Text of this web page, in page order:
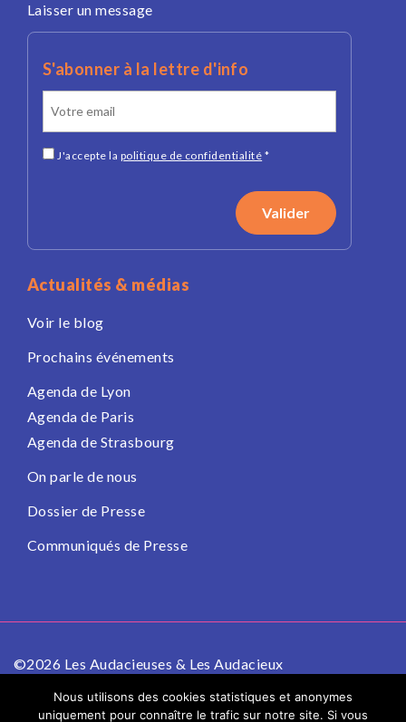
Laisser un message
S'abonner à la lettre d'info
J'accepte la politique de confidentialité *
Actualités & médias
Voir le blog
Prochains événements
Agenda de Lyon
Agenda de Paris
Agenda de Strasbourg
On parle de nous
Dossier de Presse
Communiqués de Presse
©2026 Les Audacieuses & Les Audacieux
Politique de confidentialité
Mentions légales
Nous utilisons des cookies statistiques et anonymes
uniquement pour connaître le trafic sur notre site. Si vous